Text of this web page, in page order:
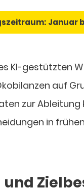
Januar
KI-gestützten
auf
zur
in